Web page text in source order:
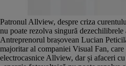
Patronul Allview, despre criza
nu poate rezolva singură dezechilibrele
Antreprenorul brașovean Lucian
majoritar al companiei Visual Fan,
electrocasnice Allview, dar și afaceri